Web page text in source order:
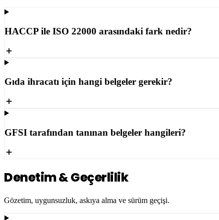
HACCP ile ISO 22000 arasındaki fark nedir?
Gıda ihracatı için hangi belgeler gerekir?
GFSI tarafından tanınan belgeler hangileri?
Denetim & Geçerlilik
Gözetim, uygunsuzluk, askıya alma ve sürüm geçişi.